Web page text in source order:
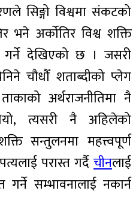
सिङ्गो विश्वमा संकटको
भने अर्कोतिर विश्व शक्ति
देखिएको छ । जसरी
चौधौँ शताब्दीको प्लेग
अर्थराजनीतिमा नै
त्यसरी नै अहिलेको
सन्तुलनमा महत्त्वपूर्ण
परास्त गर्दैचीनलाई
सम्भावनालाई नकार्न